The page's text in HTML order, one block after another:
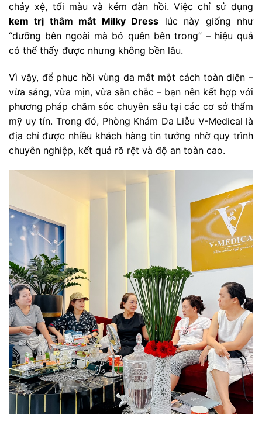
chảy xệ, tối màu và kém đàn hồi. Việc chỉ sử dụng
kem trị thâm mắt Milky Dress lúc này giống như
“dưỡng bên ngoài mà bỏ quên bên trong” – hiệu quả
có thể thấy được nhưng không bền lâu.
Vì vậy, để phục hồi vùng da mắt một cách toàn diện –
vừa sáng, vừa mịn, vừa săn chắc – bạn nên kết hợp với
phương pháp chăm sóc chuyên sâu tại các cơ sở thẩm
mỹ uy tín. Trong đó, Phòng Khám Da Liễu V-Medical là
địa chỉ được nhiều khách hàng tin tưởng nhờ quy trình
chuyên nghiệp, kết quả rõ rệt và độ an toàn cao.